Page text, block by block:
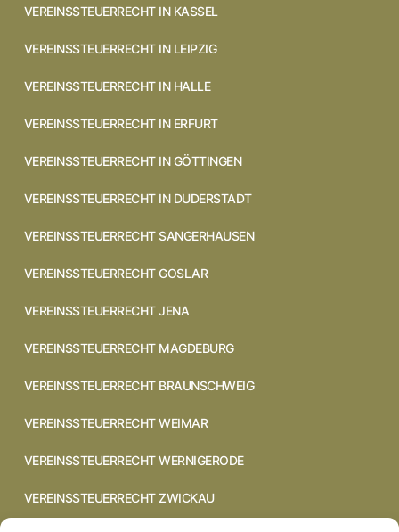
VEREINSSTEUERRECHT IN KASSEL
VEREINSSTEUERRECHT IN LEIPZIG
VEREINSSTEUERRECHT IN HALLE
VEREINSSTEUERRECHT IN ERFURT
VEREINSSTEUERRECHT IN GÖTTINGEN
VEREINSSTEUERRECHT IN DUDERSTADT
VEREINSSTEUERRECHT SANGERHAUSEN
VEREINSSTEUERRECHT GOSLAR
VEREINSSTEUERRECHT JENA
VEREINSSTEUERRECHT MAGDEBURG
VEREINSSTEUERRECHT BRAUNSCHWEIG
VEREINSSTEUERRECHT WEIMAR
VEREINSSTEUERRECHT WERNIGERODE
VEREINSSTEUERRECHT ZWICKAU